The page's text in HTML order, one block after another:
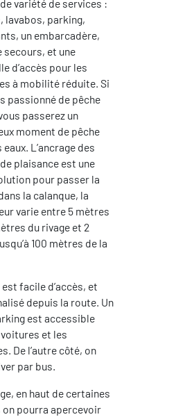
variété de services :
lavabos, parking,
un embarcadère,
secours, et une
d’accès pour les
à mobilité réduite. Si
passionné de pêche
passerez un
moment de pêche
eaux. L’ancrage des
plaisance est une
pour passer la
la calanque, la
varie entre 5 mètres
du rivage et 2
100 mètres de la
facile d’accès, et
depuis la route. Un
est accessible
et les
De l’autre côté, on
par bus.
en haut de certaines
pourra apercevoir